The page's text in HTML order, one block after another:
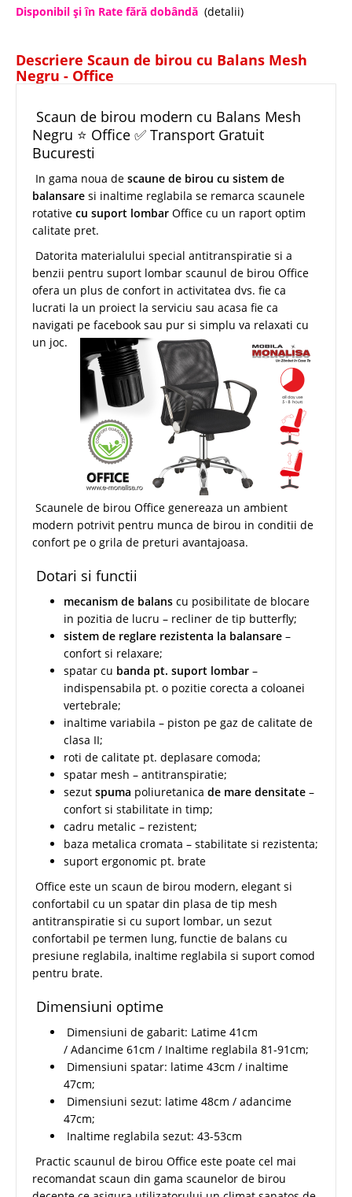
Disponibil şi în Rate fără dobândă (detalii)
Descriere Scaun de birou cu Balans Mesh
Negru - Office
Scaun de birou modern cu Balans Mesh
Negru ⭐ Office ✅ Transport Gratuit
Bucuresti
In gama noua de scaune de birou cu sistem de
balansare si inaltime reglabila se remarca scaunele
rotative cu suport lombar Office cu un raport optim
calitate pret.
Datorita materialului special antitranspiratie si a
benzii pentru suport lombar scaunul de birou Office
ofera un plus de confort in activitatea dvs. fie ca
lucrati la un proiect la serviciu sau acasa fie ca
navigati pe facebook sau pur si simplu va relaxati cu
un joc.
Scaunele de birou Office genereaza un ambient
modern potrivit pentru munca de birou in conditii de
confort pe o grila de preturi avantajoasa.
Dotari si functii
mecanism de balans cu posibilitate de blocare
in pozitia de lucru – recliner de tip butterfly;
sistem de reglare rezistenta la balansare –
confort si relaxare;
spatar cu banda pt. suport lombar –
indispensabila pt. o pozitie corecta a coloanei
vertebrale;
inaltime variabila – piston pe gaz de calitate de
clasa II;
roti de calitate pt. deplasare comoda;
spatar mesh – antitranspiratie;
sezut spuma poliuretanica de mare densitate –
confort si stabilitate in timp;
cadru metalic – rezistent;
baza metalica cromata – stabilitate si rezistenta;
suport ergonomic pt. brate
Office este un scaun de birou modern, elegant si
confortabil cu un spatar din plasa de tip mesh
antitranspiratie si cu suport lombar, un sezut
confortabil pe termen lung, functie de balans cu
presiune reglabila, inaltime reglabila si suport comod
pentru brate.
Dimensiuni optime
Dimensiuni de gabarit: Latime 41cm
/ Adancime 61cm / Inaltime reglabila 81-91cm;
Dimensiuni spatar: latime 43cm / inaltime
47cm;
Dimensiuni sezut: latime 48cm / adancime
47cm;
Inaltime reglabila sezut: 43-53cm
Practic scaunul de birou Office este poate cel mai
recomandat scaun din gama scaunelor de birou